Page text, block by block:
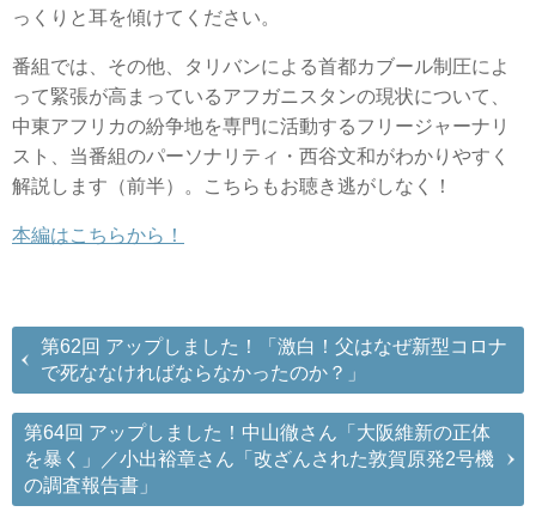
っくりと耳を傾けてください。
番組では、その他、タリバンによる首都カブール制圧によ
って緊張が高まっているアフガニスタンの現状について、
中東アフリカの紛争地を専門に活動するフリージャーナリ
スト、当番組のパーソナリティ・西谷文和がわかりやすく
解説します（前半）。こちらもお聴き逃がしなく！
本編はこちらから！
第62回 アップしました！「激白！父はなぜ新型コロナ
で死ななければならなかったのか？」
第64回 アップしました！中山徹さん「大阪維新の正体
を暴く」／小出裕章さん「改ざんされた敦賀原発2号機
の調査報告書」